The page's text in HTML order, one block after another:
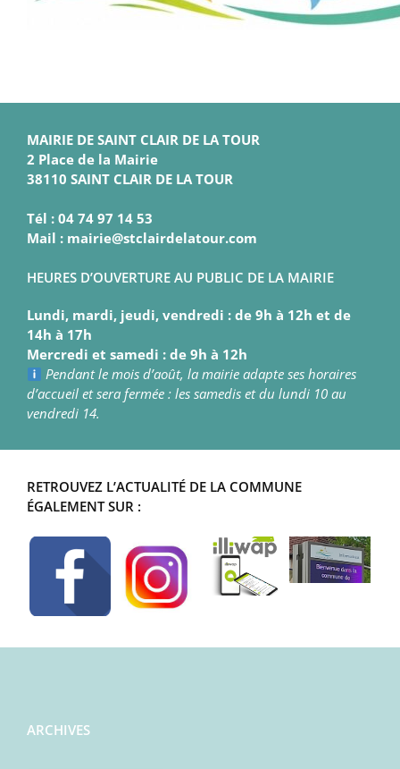
MAIRIE DE SAINT CLAIR DE LA TOUR
2 Place de la Mairie
38110 SAINT CLAIR DE LA TOUR
Tél : 04 74 97 14 53
Mail : mairie@stclairdelatour.com
HEURES D’OUVERTURE AU PUBLIC DE LA MAIRIE
Lundi, mardi, jeudi, vendredi : de 9h à 12h et de
14h à 17h
Mercredi et samedi : de 9h à 12h
Pendant le mois d’août, la mairie adapte ses horaires
d’accueil et sera fermée : les samedis et du lundi 10 au
vendredi 14.
RETROUVEZ L’ACTUALITÉ DE LA COMMUNE
ÉGALEMENT SUR :
ARCHIVES